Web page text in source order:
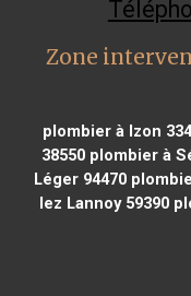
Zone
plombier à Izon
38550plombier à
Léger 94470
lez Lannoy 59390